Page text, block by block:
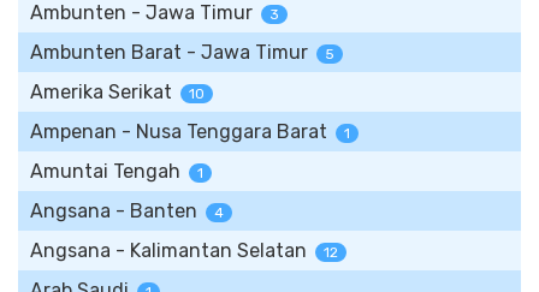
Ambunten - Jawa Timur 3
Ambunten Barat - Jawa Timur 5
Amerika Serikat 10
Ampenan - Nusa Tenggara Barat 1
Amuntai Tengah 1
Angsana - Banten 4
Angsana - Kalimantan Selatan 12